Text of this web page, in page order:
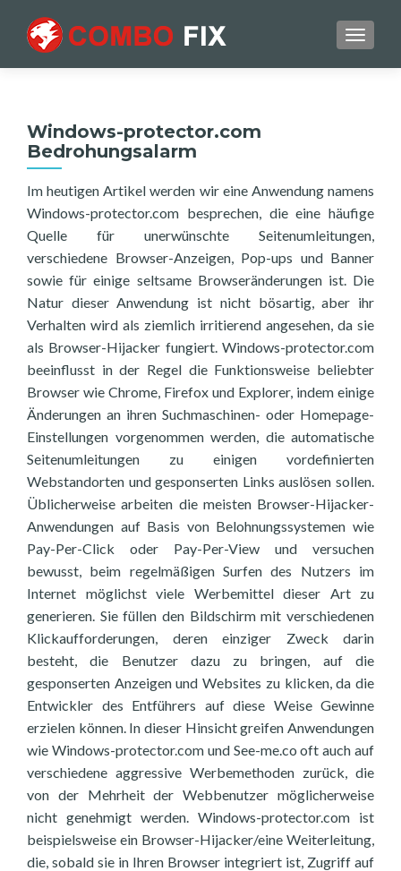
Windows-protector.com
Bedrohungsalarm
Im heutigen Artikel werden wir eine Anwendung namens
Windows-protector.com besprechen, die eine häufige
Quelle für unerwünschte Seitenumleitungen,
verschiedene Browser-Anzeigen, Pop-ups und Banner
sowie für einige seltsame Browseränderungen ist. Die
Natur dieser Anwendung ist nicht bösartig, aber ihr
Verhalten wird als ziemlich irritierend angesehen, da sie
als Browser-Hijacker fungiert. Windows-protector.com
beeinflusst in der Regel die Funktionsweise beliebter
Browser wie Chrome, Firefox und Explorer, indem einige
Änderungen an ihren Suchmaschinen- oder Homepage-
Einstellungen vorgenommen werden, die automatische
Seitenumleitungen zu einigen vordefinierten
Webstandorten und gesponserten Links auslösen sollen.
Üblicherweise arbeiten die meisten Browser-Hijacker-
Anwendungen auf Basis von Belohnungssystemen wie
Pay-Per-Click oder Pay-Per-View und versuchen
bewusst, beim regelmäßigen Surfen des Nutzers im
Internet möglichst viele Werbemittel dieser Art zu
generieren. Sie füllen den Bildschirm mit verschiedenen
Klickaufforderungen, deren einziger Zweck darin
besteht, die Benutzer dazu zu bringen, auf die
gesponserten Anzeigen und Websites zu klicken, da die
Entwickler des Entführers auf diese Weise Gewinne
erzielen können. In dieser Hinsicht greifen Anwendungen
wie Windows-protector.com und See-me.co oft auch auf
verschiedene aggressive Werbemethoden zurück, die
von der Mehrheit der Webbenutzer möglicherweise
nicht genehmigt werden. Windows-protector.com ist
beispielsweise ein Browser-Hijacker/eine Weiterleitung,
die, sobald sie in Ihren Browser integriert ist, Zugriff auf